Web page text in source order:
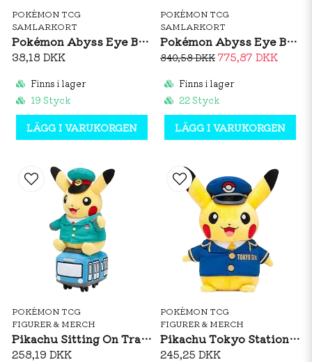
POKÉMON TCG
SAMLARKORT
Pokémon Abyss Eye Booster Pack (JP)
38,18 DKK
Finns i lager
19 Styck
LÄGG I VARUKORGEN
POKÉMON TCG
SAMLARKORT
Pokémon Abyss Eye Booster Box (JP)
840,58 DKK 775,87 DKK
Finns i lager
22 Styck
LÄGG I VARUKORGEN
POKÉMON TCG
FIGURER & MERCH
Pikachu Sitting On Train Plush
258,19 DKK
POKÉMON TCG
FIGURER & MERCH
Pikachu Tokyo Station Plush
245,25 DKK